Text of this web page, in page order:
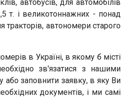
автобусів, для автомобілів
т. і великотоннажних - понад
тракторів, автономери старого
в Україні, в якому б місті
зв'язатися з нашими
або заповнити заявку, в яку Ви
документів, і ми самі